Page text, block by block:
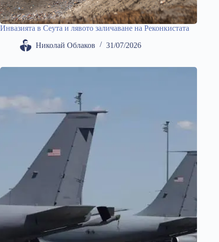
Инвазията в Сеута и лявото заличаване на Реконкистата
Николай Облаков 31/07/2026